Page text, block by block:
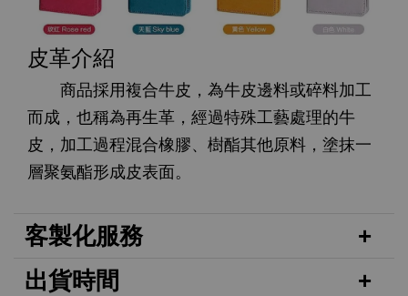
皮革介紹
商品採用複合牛皮，為牛皮邊料或碎料加工
而成，也稱為再生革，經過特殊工藝處理的牛
皮，加工過程混合橡膠、樹酯其他原料，塗抹一
層聚氨酯形成皮表面。
客製化服務
出貨時間